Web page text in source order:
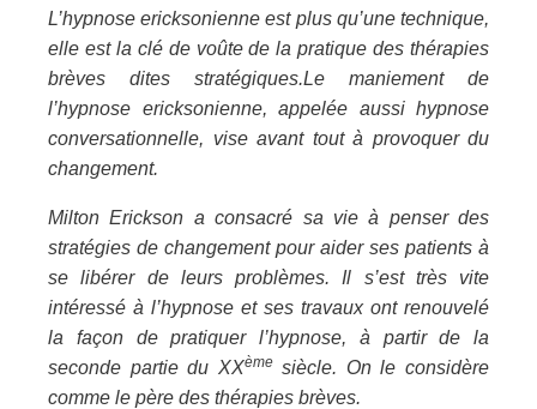
L’hypnose ericksonienne est plus qu’une technique,
elle est la clé de voûte de la pratique des thérapies
brèves dites stratégiques.Le maniement de
l’hypnose ericksonienne, appelée aussi hypnose
conversationnelle, vise avant tout à provoquer du
changement.
Milton Erickson a consacré sa vie à penser des
stratégies de changement pour aider ses patients à
se libérer de leurs problèmes. Il s’est très vite
intéressé à l’hypnose et ses travaux ont renouvelé
la façon de pratiquer l’hypnose, à partir de la
seconde partie du XXèmesiècle. On le considère
comme le père des thérapies brèves.